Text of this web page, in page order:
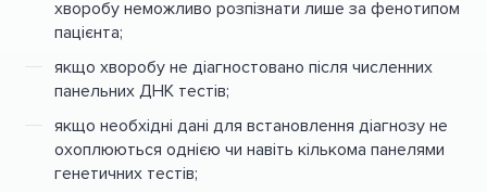
хворобу неможливо розпізнати лише за фенотипом
пацієнта;
якщо хворобу не діагностовано після численних
панельних ДНК тестів;
якщо необхідні дані для встановлення діагнозу не
охоплюються однією чи навіть кількома панелями
генетичних тестів;